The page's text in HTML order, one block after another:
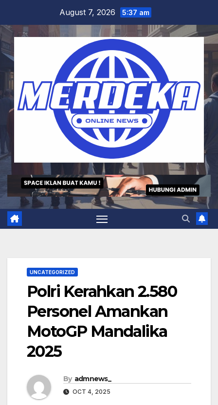
content
August 7, 2026 5:37 am
UNCATEGORIZED
Polri Kerahkan 2.580
Personel Amankan
MotoGP Mandalika
2025
By admnews_
OCT 4, 2025